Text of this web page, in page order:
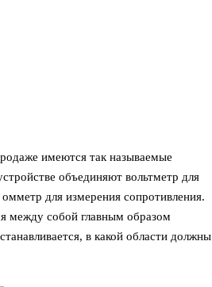
имеются так называемые
объединяют вольтметр для
для измерения сопротивления.
между собой главным образом
в какой области должны